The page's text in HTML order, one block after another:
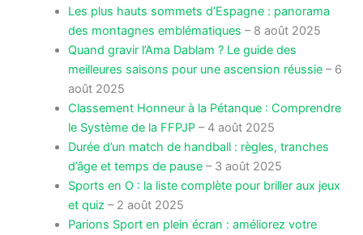
Les plus hauts sommets d’Espagne : panorama
des montagnes emblématiques – 8 août 2025
Quand gravir l’Ama Dablam ? Le guide des
meilleures saisons pour une ascension réussie– 6
août 2025
Classement Honneur à la Pétanque : Comprendre
le Système de la FFPJP– 4 août 2025
Durée d’un match de handball : règles, tranches
d’âge et temps de pause– 3 août 2025
Sports en O : la liste complète pour briller aux jeux
et quiz– 2 août 2025
Parions Sport en plein écran : améliorez votre